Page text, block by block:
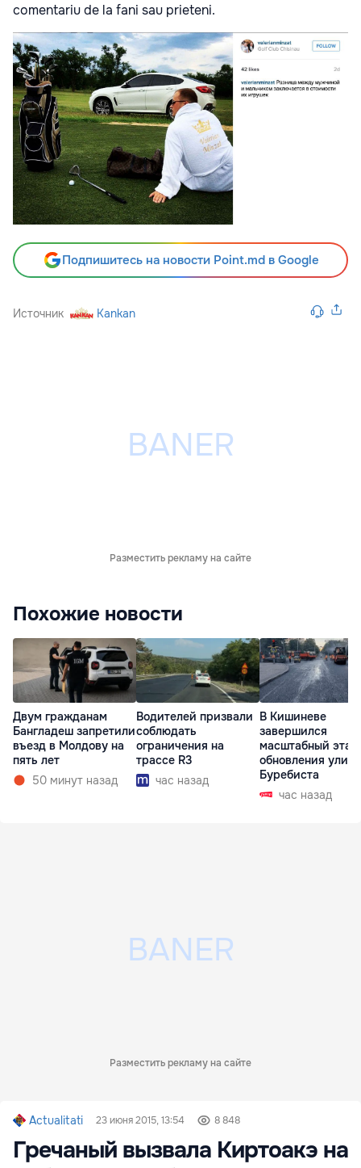
comentariu de la fani sau prieteni.
Подпишитесь на новости Point.md в Google
Источник Kankan
Разместить рекламу на сайте
Похожие новости
Двум гражданам
Бангладеш запретили
въезд в Молдову на
пять лет
50 минут назад
Водителей призвали
соблюдать
ограничения на
трассе R3
час назад
В Кишиневе
завершился
масштабный этап
обновления
Буребиста
час назад
Разместить рекламу на сайте
Actualitati 23 июня 2015, 13:54 8 848
Гречаный вызвала Киртоакэ на